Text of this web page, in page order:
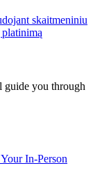
skaitmeniniu
guide you through
In-Person